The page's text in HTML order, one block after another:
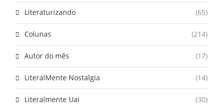
Literaturizando (65)
Colunas (214)
Autor do mês (17)
LiteralMente Nostalgia (14)
Literalmente Uai (30)